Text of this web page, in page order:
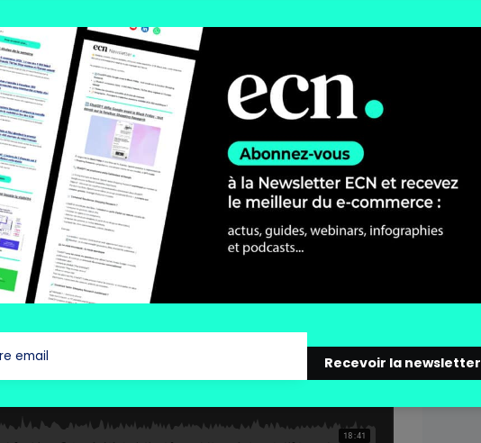
permet de revenir sur la stratégie initiale de
de souveraineté européenne ainsi que les
actualitéqui nous permet de revenir sur
commerce, d’abord en novembre 2025 en
de réaliser un focus sur la France, aves une
nous projeter quant à l’avenir de Wero en
Recevoir la newsletter